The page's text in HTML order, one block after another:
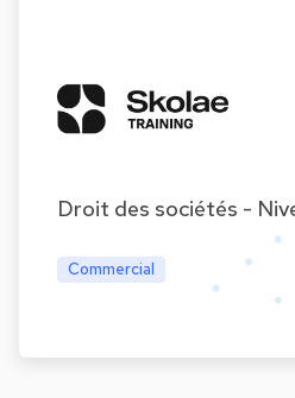
Droit des sociétés -
Commercial